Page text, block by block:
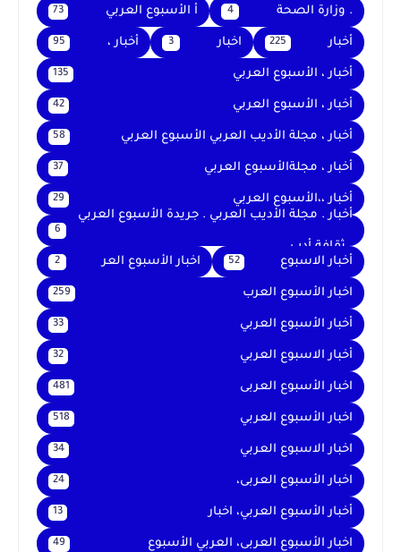
. وزارة الصحة 4 أ الأسبوع العربي 73
أخبار 225 اخبار 3 أخبار ، 95
أخبار ، الأسبوع العربي 135
أخبار ، الأسبوع العربي 42
أخبار ، مجلة الأديب العربي الأسبوع العربي 58
أخبار ، مجلةالأسبوع العربي 37
أخبار ،،الأسبوع العربي 29
أخبار . مجلة الأديب العربي . جريدة الأسبوع العربي
. ثقافة أدب
6
أخبار الاسبوع 52 اخبار الأسبوع العر 2
اخبار الأسبوع العرب 259
أخبار الأسبوع العربي 33
أخبار الاسبوع العربي 32
اخبار الأسبوع العربى 481
اخبار الأسبوع العربي 518
اخبار الاسبوع العربي 34
اخبار الأسبوع العربى، 24
أخبار الأسبوع العربي، اخبار 13
اخبار الأسبوع العربى، العربي الأسبوع 49